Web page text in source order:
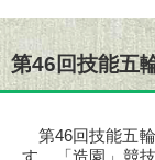
第46回技能五
第46回技能五
す。「造園」競